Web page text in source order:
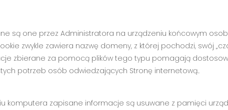
są one przez Administratora na urządzeniu końcowym
zwykle zawiera nazwę domeny, z której pochodzi, swój
zbierane za pomocą plików tego typu pomagają
potrzeb osób odwiedzających Stronę internetową..
komputera zapisane informacje są usuwane z pamięci